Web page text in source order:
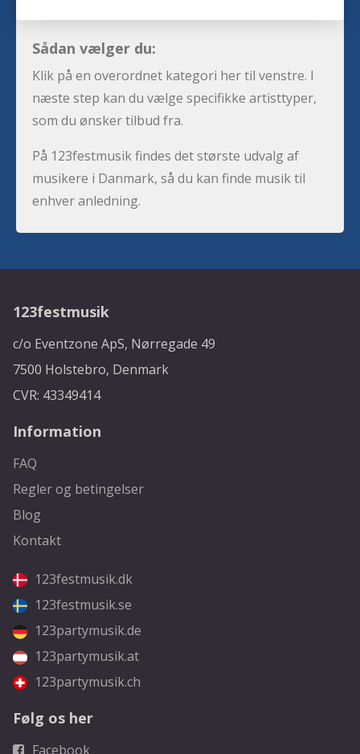
Sådan vælger du:
Klik på en overordnet kategori her til venstre. I
næste step kan du vælge specifikke artisttyper,
som du ønsker tilbud fra.
På 123festmusik findes det største udvalg af
musikere i Danmark, så du kan finde musik til
enhver anledning.
123festmusik
c/o Eventzone ApS, Nørregade 49
7500 Holstebro, Denmark
CVR: 43349414
Information
FAQ
Regler og betingelser
Blog
Kontakt
123festmusik.dk
123festmusik.se
123partymusik.de
123partymusik.at
123partymusik.ch
Følg os her
Facebook